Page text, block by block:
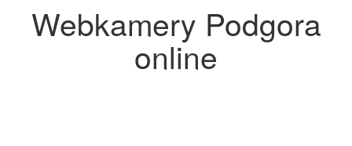
Webkamery Podgora
online